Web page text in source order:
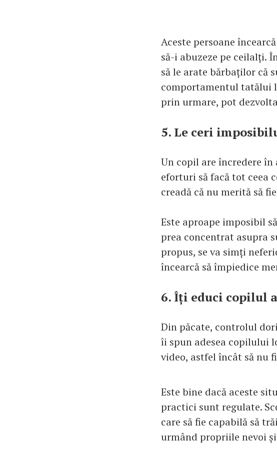
Aceste persoane
să-i abuzeze pe ceilalți.
să le arate bărbaților că
comportamentul tatălui
prin urmare, pot
5. Le ceri
Un copil are încredere
eforturi să facă tot ceea
creadă că nu merită să
Este aproape imposibil
prea concentrat asupra
propus, se va simți
încearcă să împiedice
6. Îți educi copilul
Din păcate, controlul
îi spun adesea copilului
video, astfel încât să nu
Este bine dacă aceste
practici sunt regulate.
care să fie capabilă să
urmând propriile nevoi